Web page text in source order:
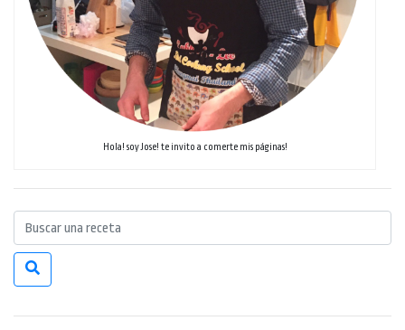
Hola! soy Jose! te invito a comerte mis páginas!